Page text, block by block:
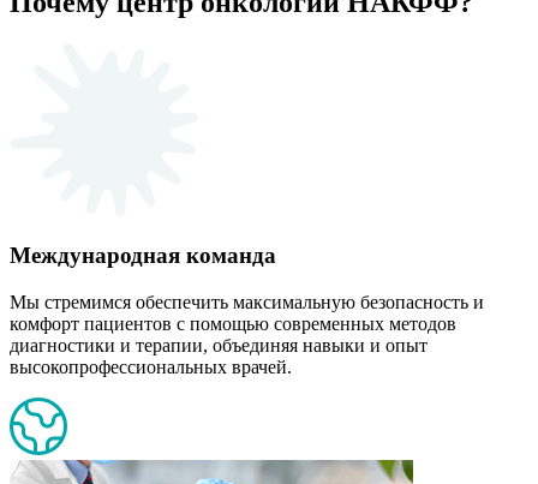
Международная команда
Мы стремимся обеспечить максимальную безопасность и
комфорт пациентов с помощью современных методов
диагностики и терапии, объединяя навыки и опыт
высокопрофессиональных врачей.